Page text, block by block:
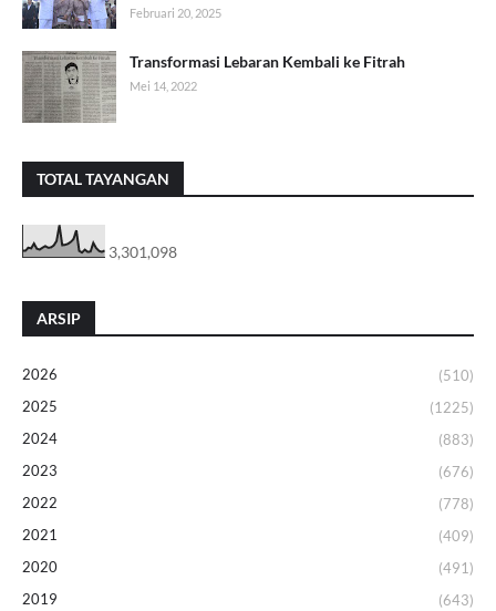
Februari 20, 2025
Transformasi Lebaran Kembali ke Fitrah
Mei 14, 2022
TOTAL TAYANGAN
3,301,098
ARSIP
2026
(510)
2025
(1225)
2024
(883)
2023
(676)
2022
(778)
2021
(409)
2020
(491)
2019
(643)